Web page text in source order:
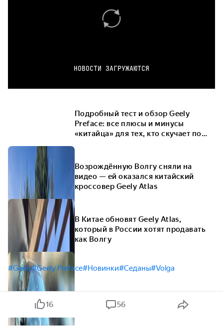
НОВОСТИ ЗАГРУЖАЮТСЯ
Подробный тест и обзор Geely
Preface: все плюсы и минусы
«китайца» для тех, кто скучает по
Возрождённую Волгу сняли на
видео — ей оказался китайский
кроссовер Geely Atlas
В Китае обновят Geely Atlas,
который в России хотят продавать
как Волгу
#Geely#Geely Preface#Новинки#Седаны#Volga
16 56